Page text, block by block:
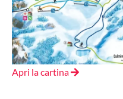
Apri la cartina